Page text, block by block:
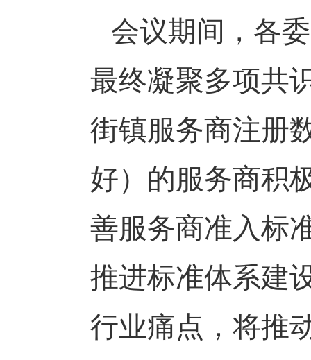
会议期间，各
最终凝聚多项共
街镇服务商注册
好）的服务商积
善服务商准入标
推进标准体系建
行业痛点，将推